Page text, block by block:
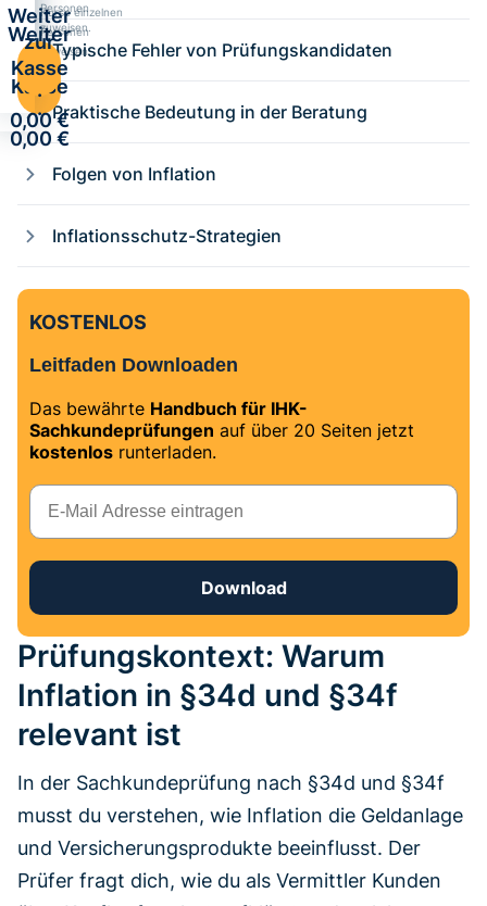
Personen
zuweisen.
Weiter
zur
Kasse
·
0,00 €
Kurse einzelnen
Personen
zuweisen.
Weiter
zur
Kasse
·
0,00 €
Typische Fehler von Prüfungskandidaten
Praktische Bedeutung in der Beratung
Folgen von Inflation
Inflationsschutz-Strategien
KOSTENLOS
Leitfaden Downloaden
Das bewährte Handbuch für IHK-
Sachkundeprüfungen auf über 20 Seiten jetzt
kostenlos runterladen.
E-Mail
Download
Prüfungskontext: Warum
Inflation in §34d und §34f
relevant ist
In der Sachkundeprüfung nach §34d und §34f
musst du verstehen, wie Inflation die Geldanlage
und Versicherungsprodukte beeinflusst. Der
Prüfer fragt dich, wie du als Vermittler Kunden